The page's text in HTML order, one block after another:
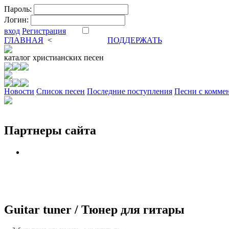
Пароль:
Логин:
вход Регистрация
ГЛАВНАЯ <
ПОДДЕРЖАТЬ
каталог христианских песен
Новости Cписок песен Последние поступления Песни с
Партнеры сайта
Guitar tuner / Тюнер для гитары